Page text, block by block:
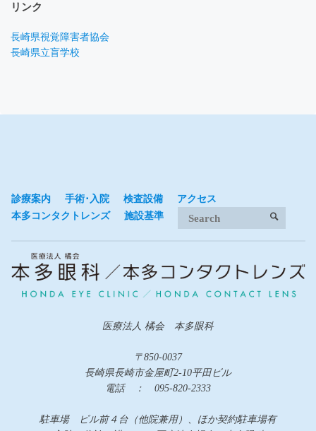
リンク
長崎県視覚障害者協会
長崎県立盲学校
診療案内 手術･入院 検査設備
アクセス
本多コンタクトレンズ
施設基準 SEARCH
医療法人 橘会 本多眼科
〒850-0037
長崎県長崎市金屋町2-10平田ビル
電話 ： 095-820-2333
駐車場 ビル前４台（他院兼用）、ほか契約駐車場有